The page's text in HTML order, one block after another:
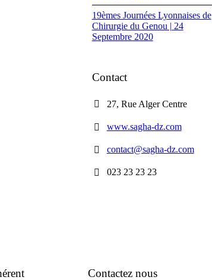
19èmes Journées Lyonnaises de
Chirurgie du Genou | 24
Septembre 2020
Contact
27, Rue Alger Centre
www.sagha-dz.com
contact@sagha-dz.com
023 23 23 23
Contactez nous